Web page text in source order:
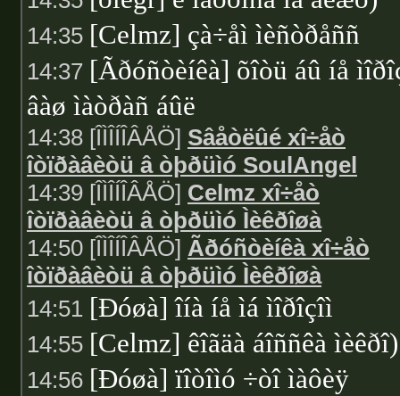
14:35 [Celmz] çà÷åì ìèñòðåññ
14:37 [Ãðóñòèíêà] õîòü áû íå
âàø ìàòðàñ áûë
14:38 [ÎÌÎÍÎÂÅÖ] Sâåòëûé xî÷åò
îòïðàâèòü â òþðüìó SoulAngel
14:39 [ÎÌÎÍÎÂÅÖ] Celmz xî÷åò
îòïðàâèòü â òþðüìó Ìèêðîøà
14:50 [ÎÌÎÍÎÂÅÖ] Ãðóñòèíêà xî÷åò
îòïðàâèòü â òþðüìó Ìèêðîøà
14:51 [Ðóøà] îíà íå ìá ìîðîçîì
14:55 [Celmz] êîãäà áîññêà ìèêðî)
14:56 [Ðóøà] ïîòîìó ÷òî ìàôèÿ